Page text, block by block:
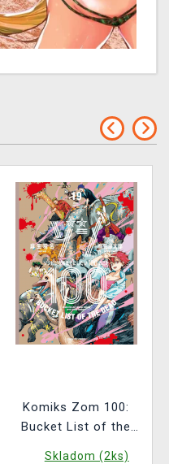
Komiks Zom 100:
Bucket List of the
Skladom (2ks)